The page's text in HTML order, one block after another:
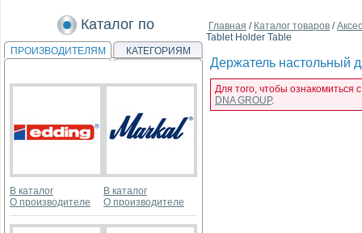
Каталог по
ПРОИЗВОДИТЕЛЯМ КАТЕГОРИЯМ
В каталог
О производителе
В каталог
О производителе
Главная / Каталог товаров /
Tablet Holder Table
Держатель настольный
Для того, чтобы
DNA GROUP.